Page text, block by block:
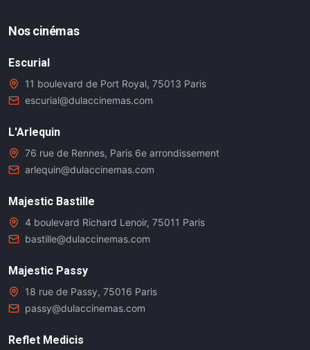
Nos cinémas
Escurial
11 boulevard de Port Royal, 75013 Paris
escurial@dulaccinemas.com
L'Arlequin
76 rue de Rennes, Paris 6e arrondissement
arlequin@dulaccinemas.com
Majestic Bastille
4 boulevard Richard Lenoir, 75011 Paris
bastille@dulaccinemas.com
Majestic Passy
18 rue de Passy, 75016 Paris
passy@dulaccinemas.com
Reflet Medicis